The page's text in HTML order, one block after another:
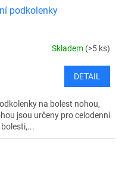
podkolenky
Skladem (>5 ks)
DETAIL
na bolest nohou,
jsou určeny pro celodenní